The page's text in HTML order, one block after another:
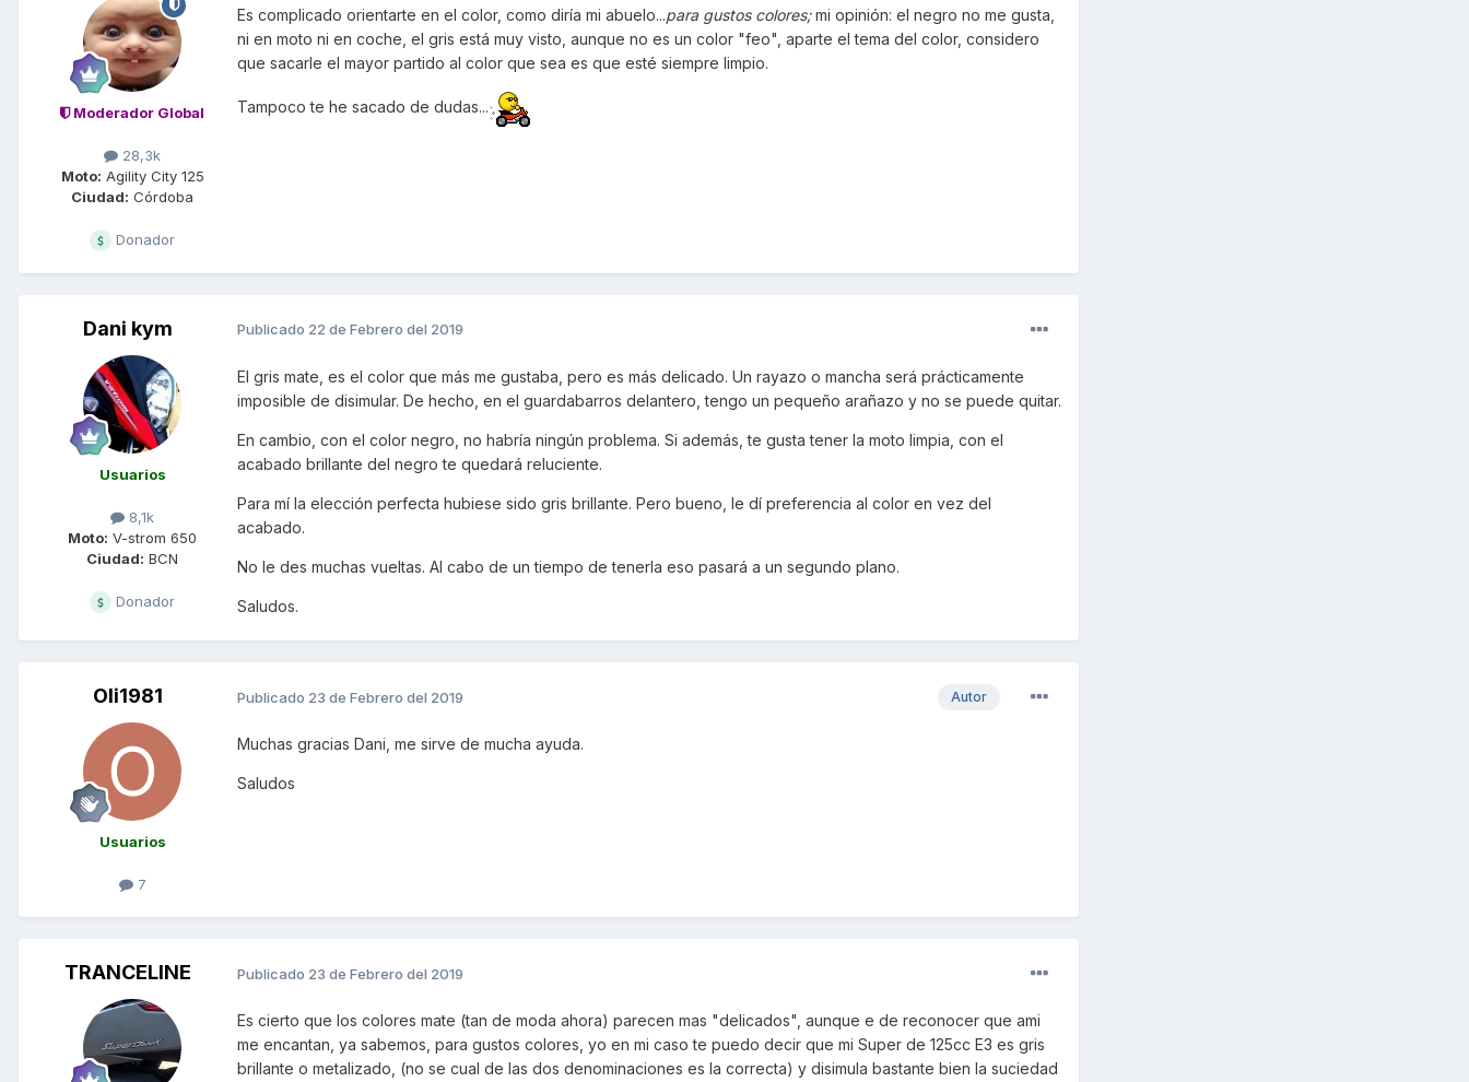
Moderador Global
28,3k
Moto: Agility City 125
Ciudad: Córdoba
Donador
Es complicado orientarte en el color, como diría mi abuelo...para gustos colores;mi opinión: el negro no me gusta,
ni en moto ni en coche, el gris está muy visto, aunque no es un color "feo", aparte el tema del color, considero
que sacarle el mayor partido al color que sea es que esté siempre limpio.
Tampoco te he sacado de dudas...
Dani kym
Usuarios
8,1k
Moto: V-strom 650
Ciudad: BCN
Donador
Publicado 22 de Febrero del 2019
El gris mate, es el color que más me gustaba, pero es más delicado. Un rayazo o mancha será prácticamente
imposible de disimular. De hecho, en el guardabarros delantero, tengo un pequeño arañazo y no se puede quitar.
En cambio, con el color negro, no habría ningún problema. Si además, te gusta tener la moto limpia, con el
acabado brillante del negro te quedará reluciente.
Para mí la elección perfecta hubiese sido gris brillante. Pero bueno, le dí preferencia al color en vez del
acabado.
No le des muchas vueltas. Al cabo de un tiempo de tenerla eso pasará a un segundo plano.
Saludos.
Oli1981
Usuarios
7
Autor
Publicado 23 de Febrero del 2019
Muchas gracias Dani, me sirve de mucha ayuda.
Saludos
TRANCELINE Publicado 23 de Febrero del 2019
Es cierto que los colores mate (tan de moda ahora) parecen mas "delicados", aunque e de reconocer que ami
me encantan, ya sabemos, para gustos colores, yo en mi caso te puedo decir que mi Super de 125cc E3 es gris
brillante o metalizado, (no se cual de las dos denominaciones es la correcta) y disimula bastante bien la suciedad